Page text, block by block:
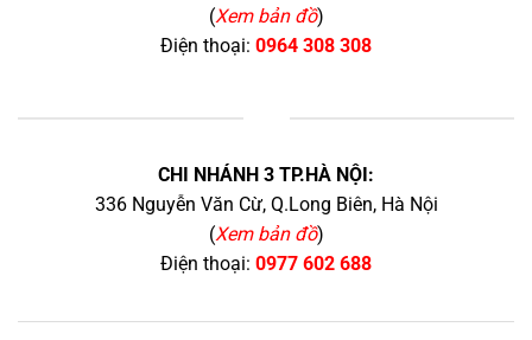
(Xem bản đồ)
Điện thoại: 0964 308 308
CHI NHÁNH 3 TP.HÀ NỘI:
336 Nguyễn Văn Cừ, Q.Long Biên, Hà Nội
(Xem bản đồ)
Điện thoại: 0977 602 688